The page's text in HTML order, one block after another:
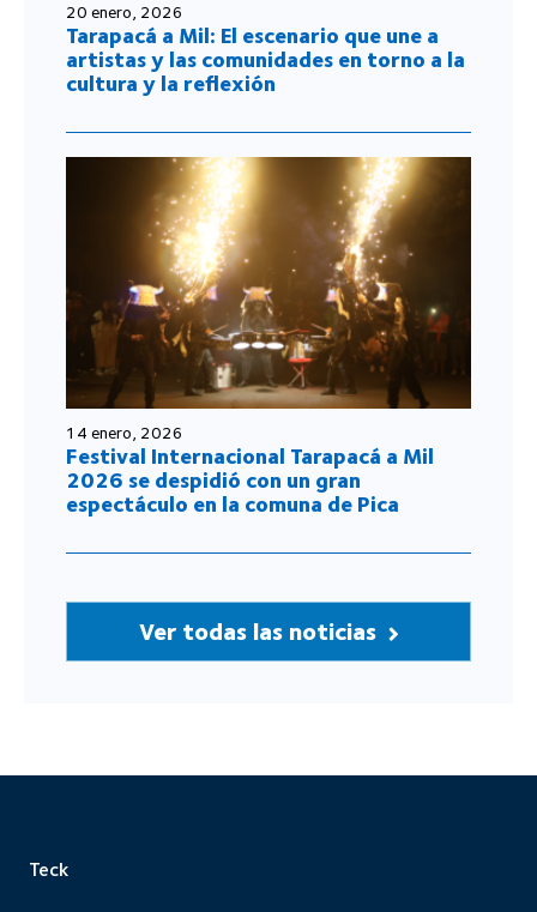
20 enero, 2026
Tarapacá a Mil: El escenario que une a
artistas y las comunidades en torno a la
cultura y la reflexión
14 enero, 2026
Festival Internacional Tarapacá a Mil
2026 se despidió con un gran
espectáculo en la comuna de Pica
Ver todas las noticias
Teck